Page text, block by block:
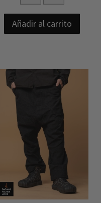
Añadir al carrito